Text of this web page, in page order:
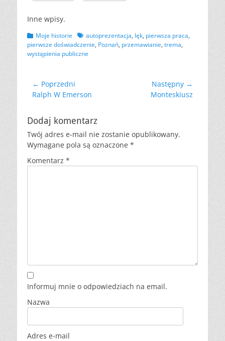
Inne wpisy.
Kategorii
Moje historie Tagówautoprezentacja, lęk, pierwsza praca,
pierwsze doświadczenie, Poznań, przemawianie, trema,
wystąpienia publiczne
Nawigacja
wpisu
← Poprzedni
Poprzedni
Ralph W Emerson
Następny →
Monteskiusz
Dodaj komentarz
Twój adres e-mail nie zostanie opublikowany.
Wymagane pola są oznaczone *
Komentarz *
Informuj mnie o odpowiedziach na email.
Nazwa
Adres e-mail